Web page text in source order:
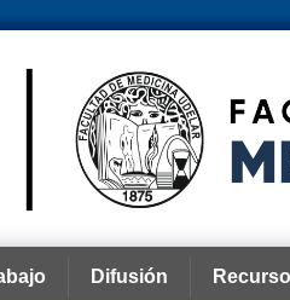
Difusión